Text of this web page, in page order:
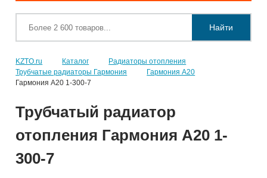
Найти
KZTO.ru Каталог
Радиаторы отопления
Трубчатые радиаторы Гармония
Гармония А20
Гармония А20 1-300-7
Трубчатый радиатор
отопления Гармония А20 1-
300-7